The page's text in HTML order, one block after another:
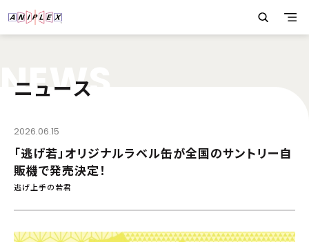
NEWS
ニュース
2026.06.15
「逃げ若」オリジナルラベル缶が全国のサントリー自
販機で発売決定！
逃げ上手の若君